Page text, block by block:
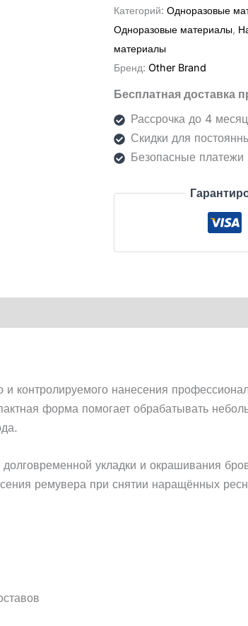
Категорий: Одноразовые
Одноразовые материалы,
материалы
Бренд: Other Brand
Бесплатная доставка
Рассрочка до 4
Скидки для
Безопасные платежи
контролируемого нанесения
форма помогает обрабатывать
укладки и окрашивания
ремувера при снятии наращённых